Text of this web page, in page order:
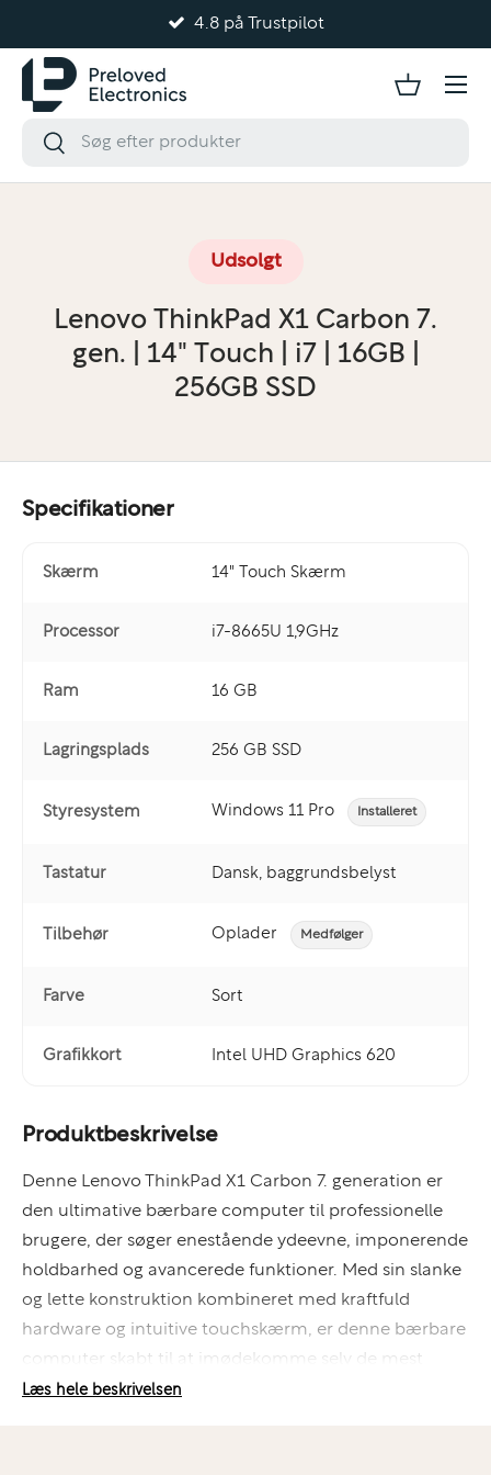
4.8 på Trustpilot
Udsolgt
Lenovo ThinkPad X1 Carbon 7.
gen. | 14" Touch | i7 | 16GB |
256GB SSD
Produktbeskrivelse
Denne Lenovo ThinkPad X1 Carbon 7. generation er
den ultimative bærbare computer til professionelle
brugere, der søger enestående ydeevne, imponerende
holdbarhed og avancerede funktioner. Med sin slanke
og lette konstruktion kombineret med kraftfuld
hardware og intuitive touchskærm, er denne bærbare
computer skabt til at imødekomme selv de mest
krævende arbejdsbehov. Uanset om du er en
Læs hele beskrivelsen
Specifikationer
Skærm 14" Touch Skærm
Processor i7-8665U 1,9GHz
Ram 16 GB
Lagringsplads 256 GB SSD
Styresystem Windows 11 Pro Installeret
Tastatur Dansk, baggrundsbelyst
Tilbehør Oplader Medfølger
Farve Sort
Grafikkort Intel UHD Graphics 620